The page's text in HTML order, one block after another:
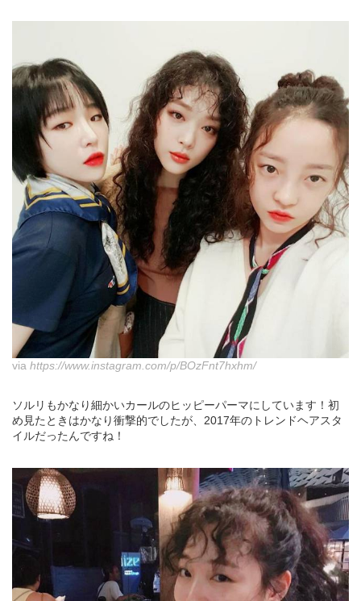
via https://www.instagram.com/p/BOzFnt7hxhm/
ソルリもかなり細かいカールのヒッピーパーマにしています！初
め見たときはかなり衝撃的でしたが、2017年のトレンドヘアスタ
イルだったんですね！